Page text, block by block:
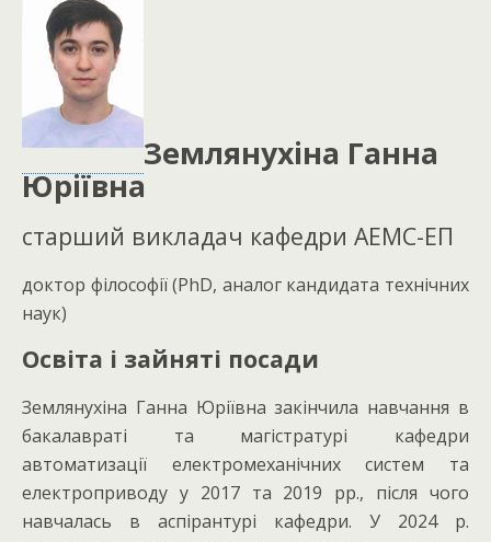
Землянухіна Ганна
Юріївна
старший викладач кафедри АЕМС-ЕП
доктор філософії (PhD, аналог кандидата технічних
наук)
Освіта і зайняті посади
Землянухіна Ганна Юріївна закінчила навчання в
бакалавраті та магістратурі кафедри
автоматизації електромеханічних систем та
електроприводу у 2017 та 2019 рр., після чого
навчалась в аспірантурі кафедри. У 2024 р.